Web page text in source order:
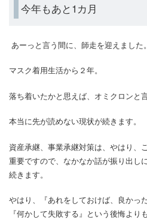
今年もあと1カ月
あーっと言う間に、師走を迎えました。
マスク着用生活から２年。
落ち着いたかと思えば、オミクロンと
本当に先が読めない現状が続きます。
資産承継、事業承継対策は、やはり、
重要ですので、なかなか話が振り出し
続きます。
やはり、『あれをしておけば、良かっ
『何かして失敗する』という後悔より